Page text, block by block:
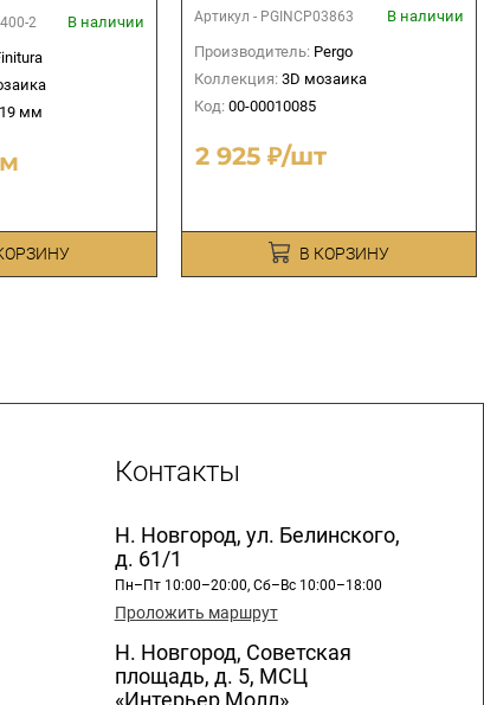
2
В наличии
мм
Артикул - PGINCP03863
В наличии
Производитель: Pergo
Коллекция: 3D мозаика
Код: 00-00010085
2 925 ₽/шт
В КОРЗИНУ
Контакты
Н. Новгород, ул. Белинского,
д. 61/1
Пн–Пт 10:00–20:00, Сб–Вс 10:00–18:00
Проложить маршрут
Н. Новгород, Советская
площадь, д. 5, МСЦ
«Интерьер Молл»